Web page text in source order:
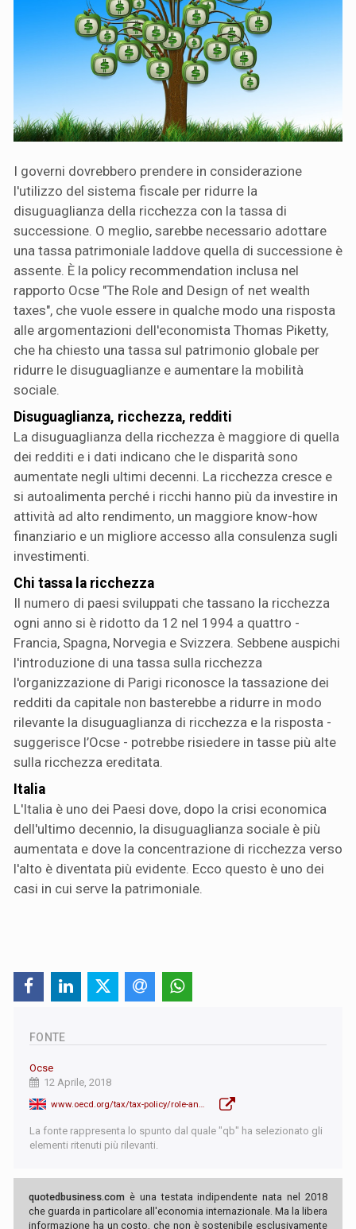
I governi dovrebbero prendere in considerazione
l'utilizzo del sistema fiscale per ridurre la
disuguaglianza della ricchezza con la tassa di
successione. O meglio, sarebbe necessario adottare
una tassa patrimoniale laddove quella di successione è
assente. È la policy recommendation inclusa nel
rapporto Ocse "The Role and Design of net wealth
taxes", che vuole essere in qualche modo una risposta
alle argomentazioni dell'economista Thomas Piketty,
che ha chiesto una tassa sul patrimonio globale per
ridurre le disuguaglianze e aumentare la mobilità
sociale.
Disuguaglianza, ricchezza, redditi
La disuguaglianza della ricchezza è maggiore di quella
dei redditi e i dati indicano che le disparità sono
aumentate negli ultimi decenni. La ricchezza cresce e
si autoalimenta perché i ricchi hanno più da investire in
attività ad alto rendimento, un maggiore know-how
finanziario e un migliore accesso alla consulenza sugli
investimenti.
Chi tassa la ricchezza
Il numero di paesi sviluppati che tassano la ricchezza
ogni anno si è ridotto da 12 nel 1994 a quattro -
Francia, Spagna, Norvegia e Svizzera. Sebbene auspichi
l'introduzione di una tassa sulla ricchezza
l'organizzazione di Parigi riconosce la tassazione dei
redditi da capitale non basterebbe a ridurre in modo
rilevante la disuguaglianza di ricchezza e la risposta -
suggerisce l’Ocse - potrebbe risiedere in tasse più alte
sulla ricchezza ereditata.
Italia
L'Italia è uno dei Paesi dove, dopo la crisi economica
dell'ultimo decennio, la disuguaglianza sociale è più
aumentata e dove la concentrazione di ricchezza verso
l'alto è diventata più evidente. Ecco questo è uno dei
casi in cui serve la patrimoniale.
FONTE
Ocse
12 Aprile, 2018
www.oecd.org/tax/tax-policy/role-and-design-of-net-wealth-taxes-in-the-OECD-summary.pdf
La fonte rappresenta lo spunto dal quale "qb" ha selezionato gli
elementi ritenuti più rilevanti.
quotedbusiness.com è una testata indipendente nata nel 2018
che guarda in particolare all'economia internazionale. Ma la libera
informazione ha un costo, che non è sostenibile esclusivamente